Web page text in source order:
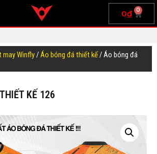
0₫ 0
may Winfly/Áo bóng đá thiết kế/ Áo bóng đá
KẾ 126